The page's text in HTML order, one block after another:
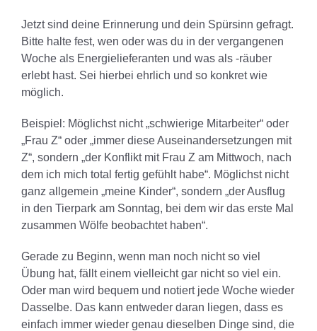
Jetzt sind deine Erinnerung und dein Spürsinn gefragt.
Bitte halte fest, wen oder was du in der vergangenen
Woche als Energielieferanten und was als -räuber
erlebt hast. Sei hierbei ehrlich und so konkret wie
möglich.
Beispiel: Möglichst nicht „schwierige Mitarbeiter“ oder
„Frau Z“ oder „immer diese Auseinandersetzungen mit
Z“, sondern „der Konflikt mit Frau Z am Mittwoch, nach
dem ich mich total fertig gefühlt habe“. Möglichst nicht
ganz allgemein „meine Kinder“, sondern „der Ausflug
in den Tierpark am Sonntag, bei dem wir das erste Mal
zusammen Wölfe beobachtet haben“.
Gerade zu Beginn, wenn man noch nicht so viel
Übung hat, fällt einem vielleicht gar nicht so viel ein.
Oder man wird bequem und notiert jede Woche wieder
Dasselbe. Das kann entweder daran liegen, dass es
einfach immer wieder genau dieselben Dinge sind, die